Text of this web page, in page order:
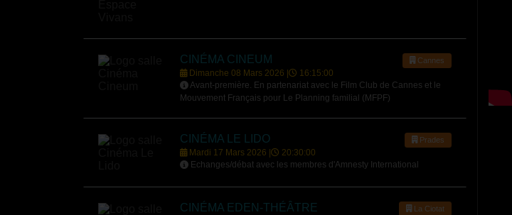
CINÉMA CINEUM Cannes
Dimanche 08 Mars 2026 |
16:15:00
Avant-première. En partenariat avec le Film Club de Cannes et le
Mouvement Français pour Le Planning familial (MFPF)
CINÉMA LE LIDO Prades
Mardi 17 Mars 2026 |
20:30:00
Echanges/débat avec les membres d'Amnesty International
CINÉMA EDEN-THÉÂTRE La Ciotat